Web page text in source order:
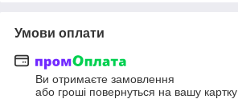
Умови оплати
Ви отримаєте замовлення
або гроші повернуться на вашу картку